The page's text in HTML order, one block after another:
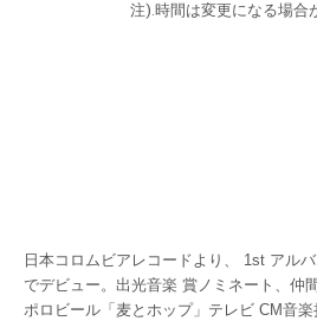
注).時間は変更になる場合
日本コロムビアレコードより、 1st アル
でデビュー。出光音楽 賞ノミネート、仲
ポロビール「麦とホップ」テレビ CM音